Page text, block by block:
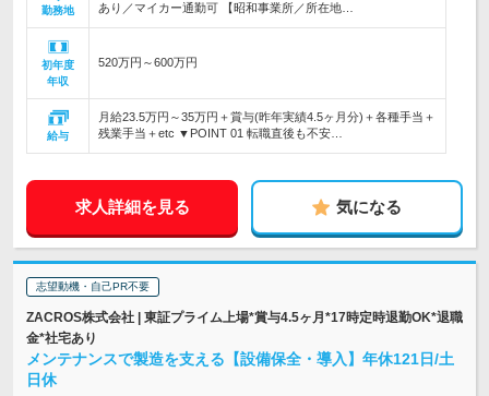
勤務地
あり／マイカー通勤可 【昭和事業所／所在地…
初年度
年収
520万円～600万円
給与
月給23.5万円～35万円＋賞与(昨年実績4.5ヶ月分)＋各種手当＋
残業手当＋etc ▼POINT 01 転職直後も不安…
求人詳細を見る 気になる
志望動機・自己PR不要
ZACROS株式会社 | 東証プライム上場*賞与4.5ヶ月*17時定時退勤OK*退職
金*社宅あり
メンテナンスで製造を支える【設備保全・導入】年休121日/土
日休